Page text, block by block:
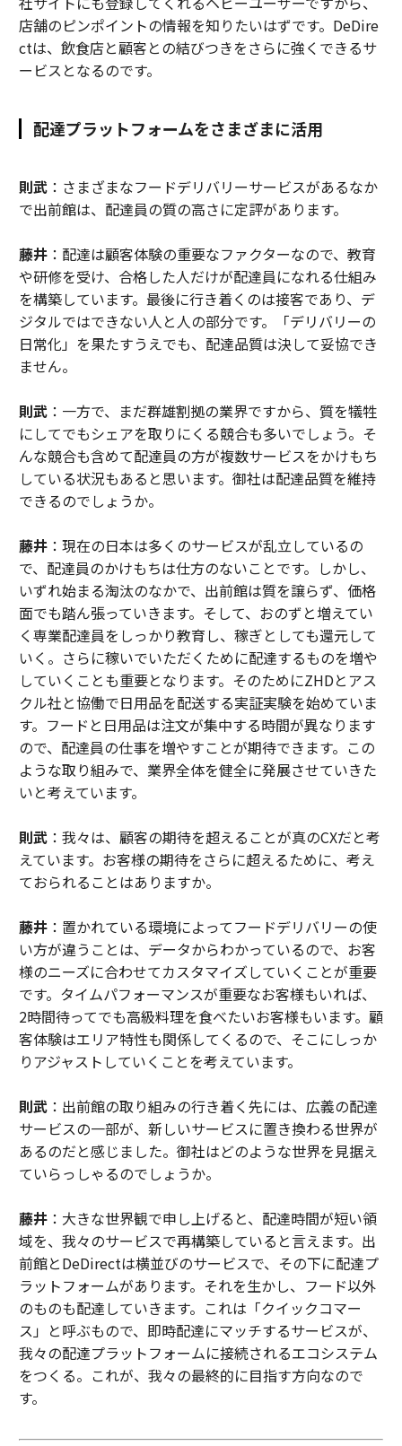
店舗のピンポイントの情報を知りたいはずです。DeDire
ctは、飲食店と顧客との結びつきをさらに強くできるサ
ービスとなるのです。
配達プラットフォームをさまざまに活用
則武：さまざまなフードデリバリーサービスがあるなか
で出前館は、配達員の質の高さに定評があります。
藤井：配達は顧客体験の重要なファクターなので、教育
や研修を受け、合格した人だけが配達員になれる仕組み
を構築しています。最後に行き着くのは接客であり、デ
ジタルではできない人と人の部分です。「デリバリーの
日常化」を果たすうえでも、配達品質は決して妥協でき
ません。
則武：一方で、まだ群雄割拠の業界ですから、質を犠牲
にしてでもシェアを取りにくる競合も多いでしょう。そ
んな競合も含めて配達員の方が複数サービスをかけもち
している状況もあると思います。御社は配達品質を維持
できるのでしょうか。
藤井：現在の日本は多くのサービスが乱立しているの
で、配達員のかけもちは仕方のないことです。しかし、
いずれ始まる淘汰のなかで、出前館は質を譲らず、価格
面でも踏ん張っていきます。そして、おのずと増えてい
く専業配達員をしっかり教育し、稼ぎとしても還元して
いく。さらに稼いでいただくために配達するものを増や
していくことも重要となります。そのためにZHDとアス
クル社と協働で日用品を配送する実証実験を始めていま
す。フードと日用品は注文が集中する時間が異なります
ので、配達員の仕事を増やすことが期待できます。この
ような取り組みで、業界全体を健全に発展させていきた
いと考えています。
則武：我々は、顧客の期待を超えることが真のCXだと考
えています。お客様の期待をさらに超えるために、考え
ておられることはありますか。
藤井：置かれている環境によってフードデリバリーの使
い方が違うことは、データからわかっているので、お客
様のニーズに合わせてカスタマイズしていくことが重要
です。タイムパフォーマンスが重要なお客様もいれば、
2時間待ってでも高級料理を食べたいお客様もいます。顧
客体験はエリア特性も関係してくるので、そこにしっか
りアジャストしていくことを考えています。
則武：出前館の取り組みの行き着く先には、広義の配達
サービスの一部が、新しいサービスに置き換わる世界が
あるのだと感じました。御社はどのような世界を見据え
ていらっしゃるのでしょうか。
藤井：大きな世界観で申し上げると、配達時間が短い領
域を、我々のサービスで再構築していると言えます。出
前館とDeDirectは横並びのサービスで、その下に配達プ
ラットフォームがあります。それを生かし、フード以外
のものも配達していきます。これは「クイックコマー
ス」と呼ぶもので、即時配達にマッチするサービスが、
我々の配達プラットフォームに接続されるエコシステム
をつくる。これが、我々の最終的に目指す方向なので
す。